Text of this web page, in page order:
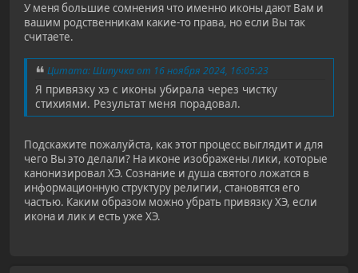
У меня большие сомнения что именно иконы дают Вам и
вашим родственникам какие-то права, но если Вы так
считаете.
Цитата: Шипучка от 16 ноября 2024, 16:05:23
Я привязку хэ с иконы убирала через чистку
стихиями. Результат меня порадовал.
Подскажите пожалуйста, как этот процесс выглядит и для
чего Вы это делали? На иконе изображены лики, которые
канонизировал ХЭ. Сознание и душа святого ложатся в
информационную структуру религии, становятся его
частью. Каким образом можно убрать привязку ХЭ, если
икона и лик и есть уже ХЭ.